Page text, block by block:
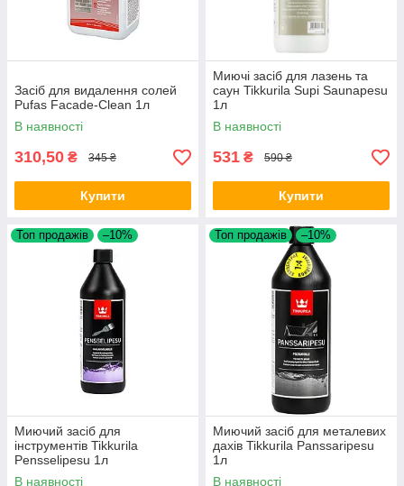
Засіб для видалення солей
Pufas Facade-Clean 1л
В наявності
310,50 ₴ 345 ₴
Купити
Миючі засіб для лазень та
саун Tikkurila Supi Saunapesu
1л
В наявності
531 ₴ 590 ₴
Купити
Топ продажів –10%
Миючий засіб для
інструментів Tikkurila
Pensselipesu 1л
В наявності
Топ продажів –10%
Миючий засіб для металевих
дахів Tikkurila Panssaripesu
1л
В наявності